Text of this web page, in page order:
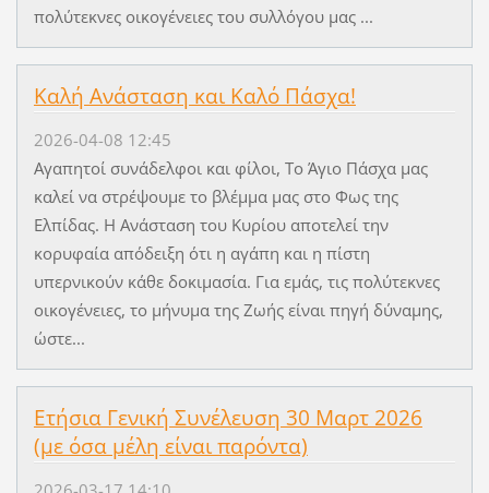
πολύτεκνες οικογένειες του συλλόγου μας ...
Καλή Ανάσταση και Καλό Πάσχα!
2026-04-08 12:45
Αγαπητοί συνάδελφοι και φίλοι, Το Άγιο Πάσχα μας
καλεί να στρέψουμε το βλέμμα μας στο Φως της
Ελπίδας. Η Ανάσταση του Κυρίου αποτελεί την
κορυφαία απόδειξη ότι η αγάπη και η πίστη
υπερνικούν κάθε δοκιμασία. Για εμάς, τις πολύτεκνες
οικογένειες, το μήνυμα της Ζωής είναι πηγή δύναμης,
ώστε...
Ετήσια Γενική Συνέλευση 30 Μαρτ 2026
(με όσα μέλη είναι παρόντα)